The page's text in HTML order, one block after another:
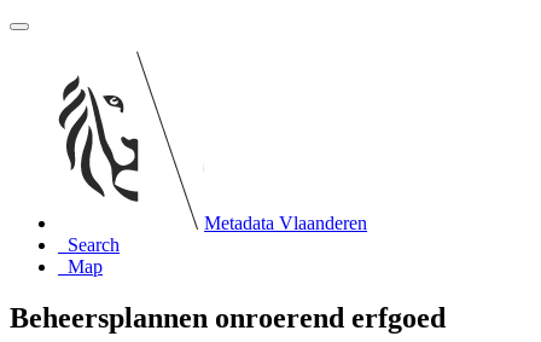
Metadata Vlaanderen
Search
Map
Beheersplannen onroerend erfgoed